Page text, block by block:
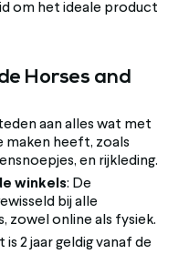
om het ideale product
Horses and
aan alles wat met
maken heeft, zoals
en rijkleding.
winkels: De
bij alle
zowel online als fysiek.
is 2 jaar geldig vanaf de